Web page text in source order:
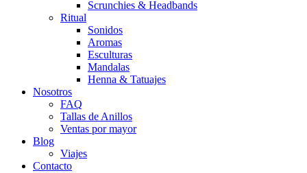
Scrunchies & Headbands
Ritual
Sonidos
Aromas
Esculturas
Mandalas
Henna & Tatuajes
Nosotros
FAQ
Tallas de Anillos
Ventas por mayor
Blog
Viajes
Contacto